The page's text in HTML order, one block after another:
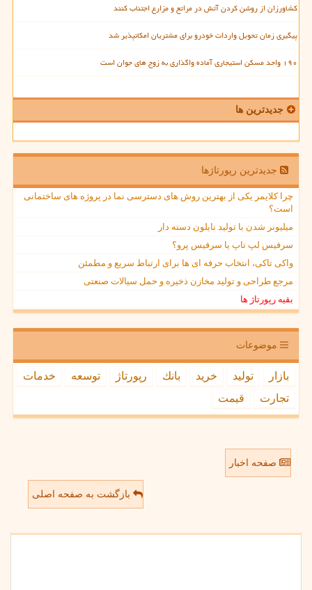
کشاورزان از روشن کردن آتش در مراتع و مزارع اجتناب کنند
پیگیری زمان تحویل واردات خودرو برای مشتریان امکانپذیر شد
۱۹۰ واحد مسکن استیجاری آماده واگذاری به زوج های جوان است
جدیدترین ها
جدیدترین رپورتاژها
چرا کلایمر یکی از بهترین روش های دسترسی نما در پروژه های ساختمانی
است؟
میلیونر شدن با تولید نایلون دسته دار
سرفیس لپ تاپ یا سرفیس پرو؟
واکی تاکی، انتخاب حرفه ای ها برای ارتباط سریع و مطمئن
مرجع طراحی و تولید مخازن ذخیره و حمل سیالات صنعتی
بقیه رپورتاژ ها
موضوعات
بازار تولید خرید بانك رپورتاژ توسعه
خدمات
تجارت
قیمت
صفحه اخبار
بازگشت به صفحه اصلی